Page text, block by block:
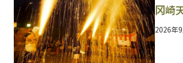
冈崎
2026年